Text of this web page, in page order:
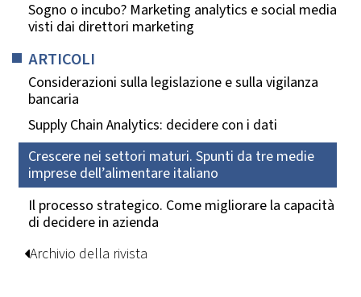
Sogno o incubo? Marketing analytics e social media
visti dai direttori marketing
ARTICOLI
Considerazioni sulla legislazione e sulla vigilanza
bancaria
Supply Chain Analytics: decidere con i dati
Crescere nei settori maturi. Spunti da tre medie
imprese dell’alimentare italiano
Il processo strategico. Come migliorare la capacità
di decidere in azienda
Archivio della rivista